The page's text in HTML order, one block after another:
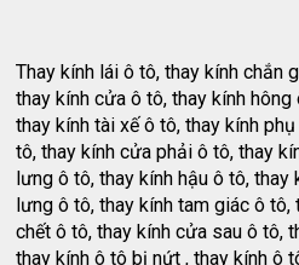
Thay kính lái ô tô, thay kính chắn
thay kính cửa ô tô, thay kính
thay kính tài xế ô tô, thay kính
tô, thay kính cửa phải ô tô, thay
lưng ô tô, thay kính hậu ô tô, thay
lưng ô tô, thay kính tam giác ô
chết ô tô, thay kính cửa sau ô tô,
thay kính ô tô bị nứt , thay kính ô